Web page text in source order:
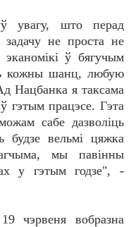
увагу, што перад
задачу не проста не
ў бягучым
кожны шанц, любую
Нацбанка я таксама
гэтым працэсе. Гэта
сабе дазволіць
будзе вельмі цяжка
мы павінны
у гэтым годзе", -
чэрвеня вобразна